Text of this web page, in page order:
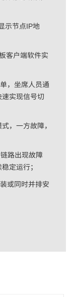
示节点IP地
客户端软件实
，坐席人员通
实现信号切
，一方故障，
路出现故障
定运行；
或同时并排安